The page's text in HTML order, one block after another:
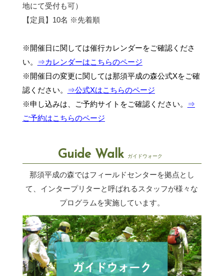
地にて受付も可）
【定員】10名 ※先着順
※開催日に関しては催行カレンダーをご確認くださ
い。
⇒カレンダーはこちらのページ
※開催日の変更に関しては那須平成の森公式Xをご確
認ください。
⇒公式Xはこちらのページ
※申し込みは、ご予約サイトをご確認ください。
⇒
ご予約はこちらのページ
Guide Walk ガイドウォーク
那須平成の森ではフィールドセンターを拠点とし
て、インタープリターと呼ばれるスタッフが様々な
プログラムを実施しています。